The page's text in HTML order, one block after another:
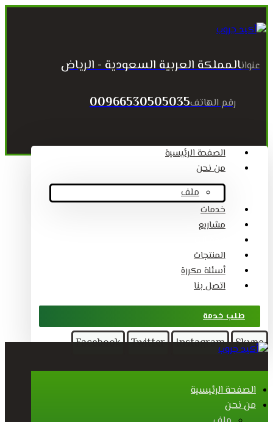
عنوانالمملكة العربية السعودية - الرياض
رقم الهاتف00966530505035
الصفحة الرئيسية
من نحن
ملف
خدمات
مشاريع
المنتجات
أسئلة مكررة
اتصل بنا
طلب خدمة
Facebook Twitter Instagram Skype
الصفحة الرئيسية
من نحن